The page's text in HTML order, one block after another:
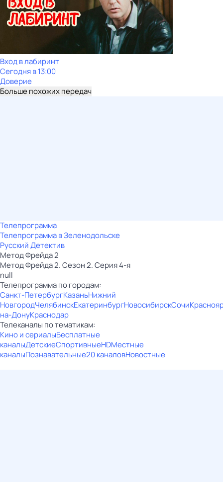
Вход в лабиринт
Сегодня в 13:00
Доверие
Больше похожих передач
Телепрограмма
Телепрограмма в Зеленодольске
Русский Детектив
Метод Фрейда 2
Метод Фрейда 2. Сезон 2. Серия 4-я
null
Телепрограмма по городам:
Санкт-ПетербургКазаньНижний
НовгородЧелябинскЕкатеринбургНовосибирскСочи
на-ДонуКраснодар
Телеканалы по тематикам:
Кино и сериалыБесплатные
каналыДетскиеСпортивныеHDМестные
каналыПознавательные20 каналовНовостные